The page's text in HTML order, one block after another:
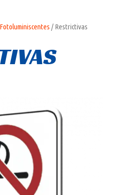
/ Restrictivas